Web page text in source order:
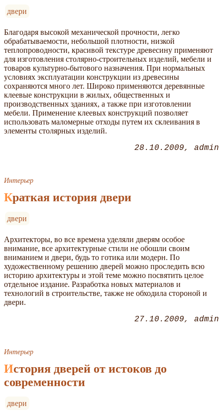
двери
Благодаря высокой механической прочности, легко
обрабатываемости, небольшой плотности, низкой
теплопроводности, красивой текстуре древесину применяют
для изготовления столярно-строительных изделий, мебели и
товаров культурно-бытового назначения. При нормальных
условиях эксплуатации конструкции из древесины
сохраняются много лет. Широко применяются деревянные
клеевые конструкции в жилых, общественных и
производственных зданиях, а также при изготовлении
мебели. Применение клеевых конструкций позволяет
использовать маломерные отходы путем их склеивания в
элементы столярных изделий.
28.10.2009 admin
Интерьер
Краткая история двери
двери
Архитекторы, во все времена уделяли дверям особое
внимание, все архитектурные стили не обошли своим
вниманием и двери, будь то готика или модерн. По
художественному решению дверей можно проследить всю
историю архитектуры и этой теме можно посвятить целое
отдельное издание. Разработка новых материалов и
технологий в строительстве, также не обходила стороной и
двери.
27.10.2009 admin
Интерьер
История дверей от истоков до
современности
двери